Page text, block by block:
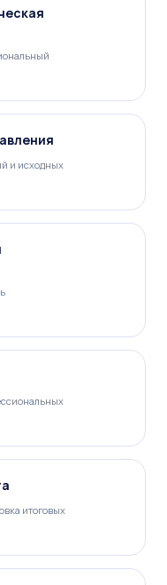
и исходных
итоговых